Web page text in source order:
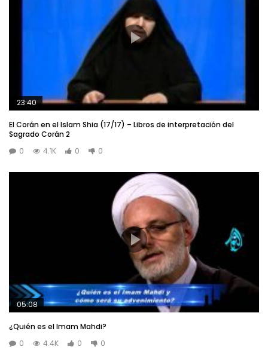
23:40
El Corán en el Islam Shia (17/17) – Libros de interpretación del
Sagrado Corán 2
0
4.1K 0 0
05:08
¿Quién es el Imam Mahdi?
0
4.4K 0 0